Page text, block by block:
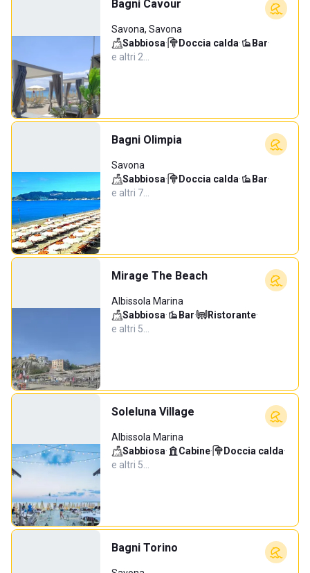
Bagni Cavour
Savona, Savona
Sabbiosa· Doccia calda· Bar·
e altri 2…
Bagni Olimpia
Savona
Sabbiosa· Doccia calda· Bar·
e altri 7…
Mirage The Beach
Albissola Marina
Sabbiosa· Bar· Ristorante·
e altri 5…
Soleluna Village
Albissola Marina
Sabbiosa· Cabine· Doccia calda·
e altri 5…
Bagni Torino